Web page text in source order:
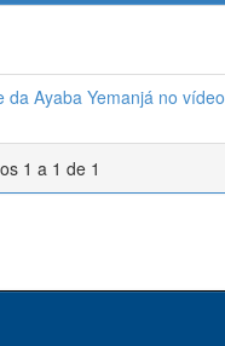
Ayaba Yemanjá no
1 a 1 de 1